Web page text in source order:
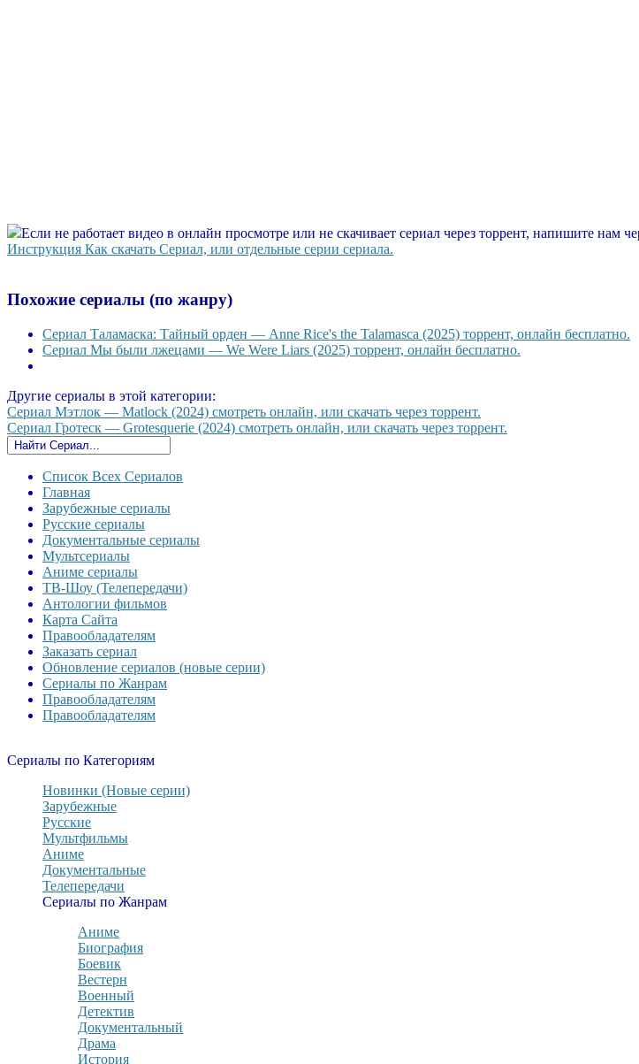
Если не работает видео в онлайн просмотре или не скачивает сериал через торрент, напишите нам
Инструкция Как скачать Сериал, или отдельные серии сериала.
Похожие сериалы (по жанру)
Сериал Таламаска: Тайный орден — Anne Rice's the Talamasca (2025) торрент, онлайн бесплатно.
Сериал Мы были лжецами — We Were Liars (2025) торрент, онлайн бесплатно.
Другие сериалы в этой категории:
Сериал Мэтлок — Matlock (2024) смотреть онлайн, или скачать через торрент.
Сериал Гротеск — Grotesquerie (2024) смотреть онлайн, или скачать через торрент.
Список Всех Сериалов
Главная
Зарубежные сериалы
Русские сериалы
Документальные сериалы
Мультсериалы
Аниме сериалы
ТВ-Шоу (Телепередачи)
Антологии фильмов
Карта Сайта
Правообладателям
Заказать сериал
Обновление сериалов (новые серии)
Сериалы по Жанрам
Правообладателям
Правообладателям
Сериалы по Категориям
Новинки (Новые серии)
Зарубежные
Русские
Мультфильмы
Аниме
Документальные
Телепередачи
Сериалы по Жанрам
Аниме
Биография
Боевик
Вестерн
Военный
Детектив
Документальный
Драма
История